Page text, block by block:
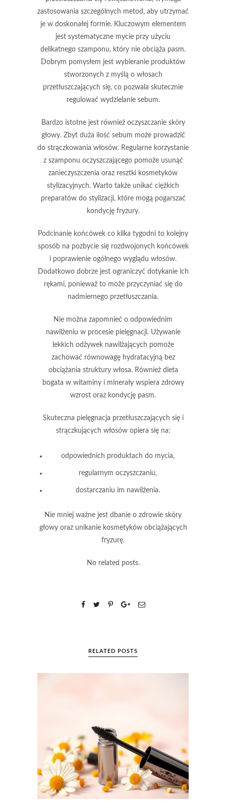
zastosowania szczególnych metod, aby utrzymać
je w doskonałej formie. Kluczowym elementem
jest systematyczne mycie przy użyciu
delikatnego szamponu, który nie obciąża pasm.
Dobrym pomysłem jest wybieranie produktów
stworzonych z myślą o włosach
przetłuszczających się, co pozwala skutecznie
regulować wydzielanie sebum.
Bardzo istotne jest również oczyszczanie skóry
głowy. Zbyt duża ilość sebum może prowadzić
do strączkowania włosów. Regularne korzystanie
z szamponu oczyszczającego pomoże usunąć
zanieczyszczenia oraz resztki kosmetyków
stylizacyjnych. Warto także unikać ciężkich
preparatów do stylizacji, które mogą pogarszać
kondycję fryzury.
Podcinanie końcówek co kilka tygodni to kolejny
sposób na pozbycie się rozdwojonych końcówek
i poprawienie ogólnego wyglądu włosów.
Dodatkowo dobrze jest ograniczyć dotykanie ich
rękami, ponieważ to może przyczyniać się do
nadmiernego przetłuszczania.
Nie można zapomnieć o odpowiednim
nawilżeniu w procesie pielęgnacji. Używanie
lekkich odżywek nawilżających pomoże
zachować równowagę hydratacyjną bez
obciążania struktury włosa. Również dieta
bogata w witaminy i minerały wspiera zdrowy
wzrost oraz kondycję pasm.
Skuteczna pielęgnacja przetłuszczających się i
strączkujących włosówopiera się na:
odpowiednich produktach do mycia,
regularnym oczyszczaniu,
dostarczaniu im nawilżenia.
Nie mniej ważne jest dbanie o zdrowie skóry
głowy oraz unikanie kosmetyków obciążających
fryzurę.
No related posts.
RELATED POSTS